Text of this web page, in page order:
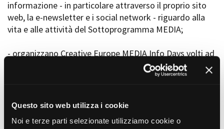
Questo sito web utilizza i cookie
Noi e terze parti selezionate utilizziamo cookie o
LOCATION GUIDE
CASTING
Location - Nuovo utente
Newsletter
Lavora con noi
Lavoro
Elenco Operatori Economici
per affidamento lavori in
informazione - in particolare attraverso il proprio sito
web, la e-newsletter e i social network - riguardo alla
vita e alle attività del Sottoprogramma MEDIA;
- organizzano Creative Europe MEDIA Info Days volti ad
assicurare la promozione di MEDIA e a facilitare
l’accesso ai sostegni comunitari; promuovono anche
esperienza sia agli inizi della loro carriera e favoriscono
occasioni di networking tra i professionisti europei.